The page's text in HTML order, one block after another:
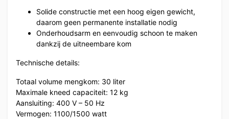
Solide constructie met een hoog eigen gewicht,
daarom geen permanente installatie nodig
Onderhoudsarm en eenvoudig schoon te maken
dankzij de uitneembare kom
Technische details:
Totaal volume mengkom: 30 liter
Maximale kneed capaciteit: 12 kg
Aansluiting: 400 V – 50 Hz
Vermogen: 1100/1500 watt